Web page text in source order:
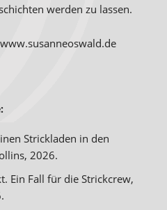
werden zu lassen.
Strickladen in den
2026.
Ein Fall für die Strickcrew,